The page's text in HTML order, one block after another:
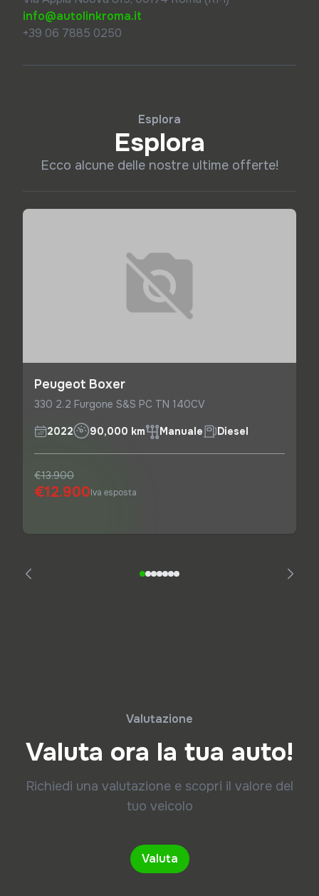
info@autolinkroma.it
+39 06 7885 0250
Esplora
Esplora
Ecco alcune delle nostre ultime offerte!
Peugeot Boxer
330 2.2 Furgone S&S PC TN 140CV
2022 90,000 km Manuale Diesel
€13.900
€12.900Iva esposta
Valutazione
Valuta ora la tua auto!
Richiedi una valutazione e scopri il valore del
tuo veicolo
Valuta